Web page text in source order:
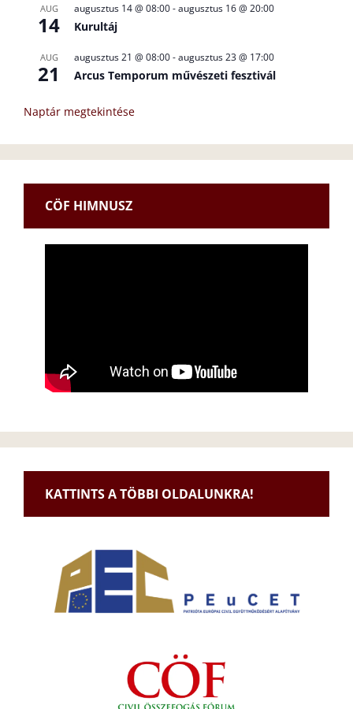
AUG
14
augusztus 14 @ 08:00-augusztus 16 @ 20:00
Kurultáj
AUG
21
augusztus 21 @ 08:00-augusztus 23 @ 17:00
Arcus Temporum művészeti fesztivál
Naptár megtekintése
CÖF HIMNUSZ
KATTINTS A TÖBBI OLDALUNKRA!